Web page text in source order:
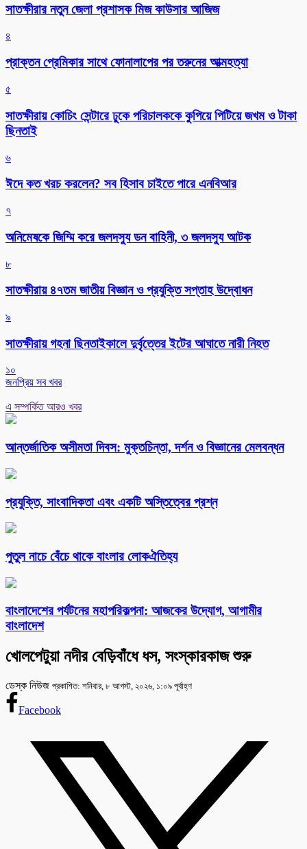
সাতক্ষীরার নতুন জেলা প্রশাসক মিজ কাউসার আজিজ
৪
প্রাক্তন প্রেমিকার সাথে ফোনালাপের পর তরুনের আত্মহত্যা
৫
সাতক্ষীরায় কোচিং সেন্টারে ঢুকে পরিচালককে কুপিয়ে পিটিয়ে জখম ও টাকা
ছিনতাই
৬
ঈদে কত খরচ করলেন? সব হিসাব চাইতে পারে এনবিআর
৭
অনিমেষকে জিম্মি করে জলদস্যু ডন বাহিনী, ৩ জলদস্যু আটক
৮
সাতক্ষীরায় ৪৭তম জাতীয় বিজ্ঞান ও প্রযুক্তি সপ্তাহ উদ্বোধন
৯
সাতক্ষীরায় গহনা ছিনতাইকালে দুর্বৃত্তের ইটের আঘাতে নারী নিহত
১০
জনপ্রিয় সব খবর
এ সম্পর্কিত আরও খবর
আন্তর্জাতিক অসীমতা দিবস: মুক্তচিন্তা, দর্শন ও বিজ্ঞানের মেলবন্ধন
প্রযুক্তি, সাংবাদিকতা এবং একটি অস্তিত্বের প্রশ্ন
পুতুল নাচে বেঁচে থাকে বাংলার লোকঐতিহ্য
বাংলাদেশের পর্যটনের মহাপরিকল্পনা: আজকের উদ্যোগ, আগামীর
বাংলাদেশ
খোলপেটুয়া নদীর বেড়িবাঁধে ধস, সংস্কারকাজ শুরু
ডেস্ক নিউজ প্রকাশিত: শনিবার, ৮ আগস্ট, ২০২৬, ১:০৯ পূর্বাহ্ণ
Facebook